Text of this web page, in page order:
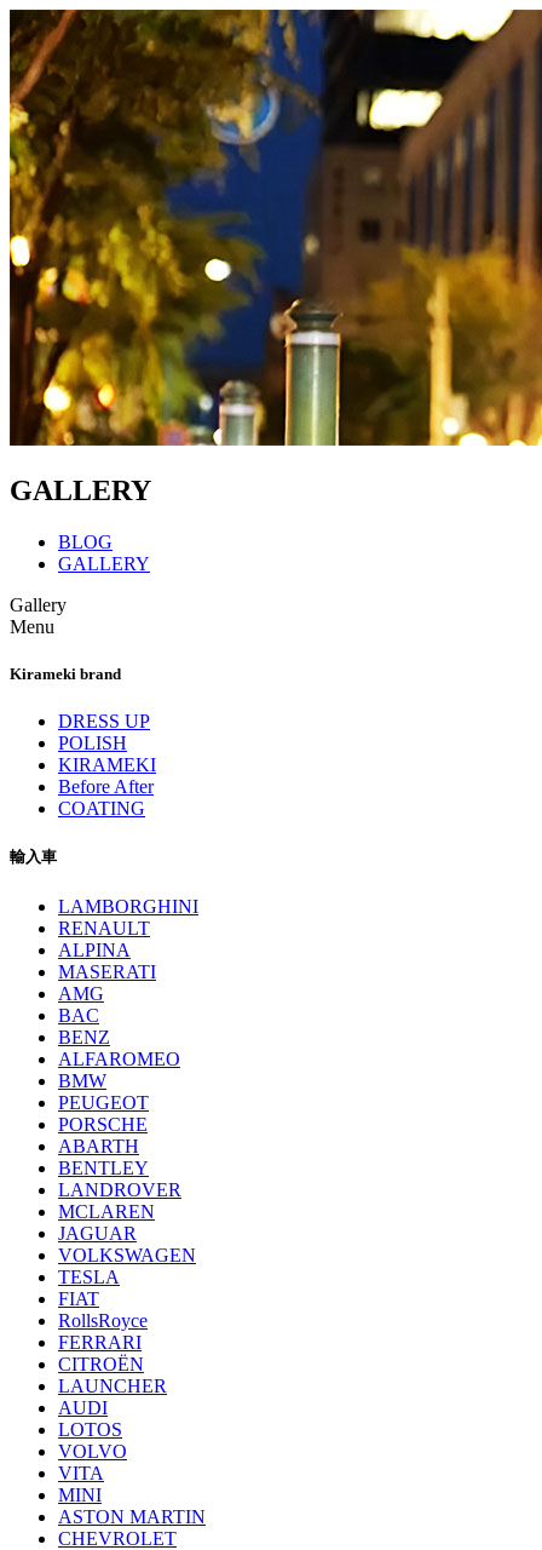
GALLERY
BLOG
GALLERY
Gallery
Menu
Kirameki brand
DRESS UP
POLISH
KIRAMEKI
Before After
COATING
輸入車
LAMBORGHINI
RENAULT
ALPINA
MASERATI
AMG
BAC
BENZ
ALFAROMEO
BMW
PEUGEOT
PORSCHE
ABARTH
BENTLEY
LANDROVER
MCLAREN
JAGUAR
VOLKSWAGEN
TESLA
FIAT
RollsRoyce
FERRARI
CITROËN
LAUNCHER
AUDI
LOTOS
VOLVO
VITA
MINI
ASTON MARTIN
CHEVROLET